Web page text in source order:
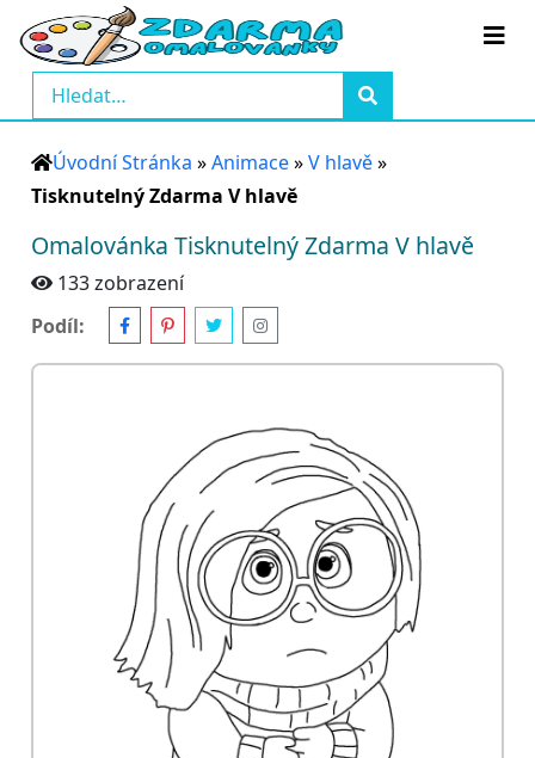
Úvodní Stránka »Animace»V hlavě»
Tisknutelný Zdarma V hlavě
Omalovánka Tisknutelný Zdarma V hlavě
133 zobrazení
Podíl: